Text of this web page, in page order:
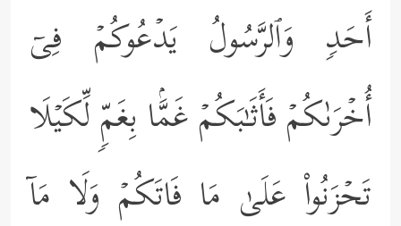
أَحَدࣲ وَٱلرَّسُولُ یَدۡعُوكُمۡ فِیۤ
أُخۡرَىٰكُمۡ فَأَثَـٰبَكُمۡ غَمَّۢا بِغَمࣲّ لِّكَیۡلَا
تَحۡزَنُواْ عَلَىٰ مَا فَاتَكُمۡ وَلَا مَاۤ